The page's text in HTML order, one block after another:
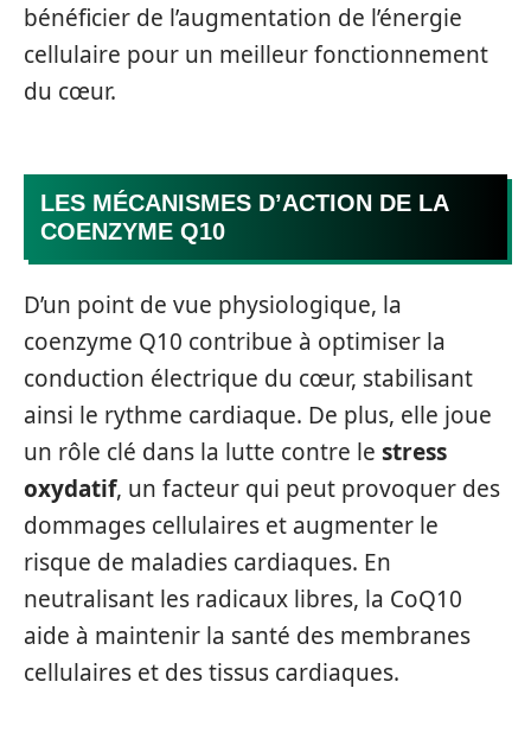
bénéficier de l’augmentation de l’énergie
cellulaire pour un meilleur fonctionnement
du cœur.
LES MÉCANISMES D’ACTION DE LA
COENZYME Q10
D’un point de vue physiologique, la
coenzyme Q10 contribue à optimiser la
conduction électrique du cœur, stabilisant
ainsi le rythme cardiaque. De plus, elle joue
un rôle clé dans la lutte contre le stress
oxydatif, un facteur qui peut provoquer des
dommages cellulaires et augmenter le
risque de maladies cardiaques. En
neutralisant les radicaux libres, la CoQ10
aide à maintenir la santé des membranes
cellulaires et des tissus cardiaques.